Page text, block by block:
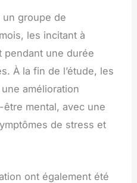
groupe de
les incitant à
pendant une durée
À la fin de l’étude, les
amélioration
mental, avec une
de stress et
ont également été